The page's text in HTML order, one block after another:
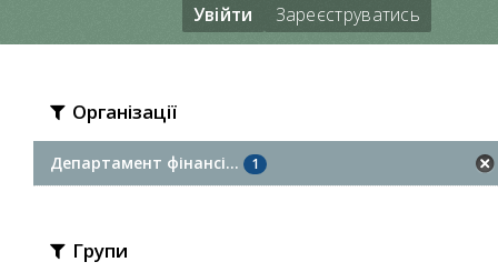
Увійти Зареєструватись
Організації
Департамент фінансі... 1
Групи